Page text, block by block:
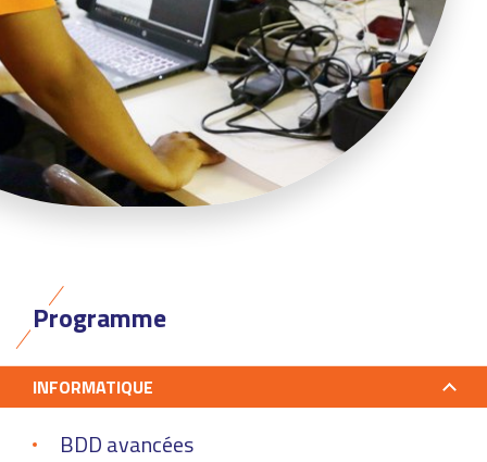
Programme
INFORMATIQUE
BDD avancées